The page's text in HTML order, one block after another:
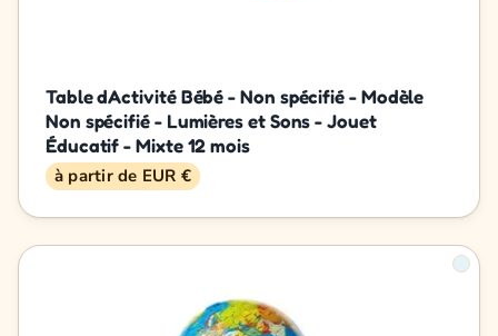
Table dActivité Bébé - Non spécifié - Modèle
Non spécifié - Lumières et Sons - Jouet
Éducatif - Mixte 12 mois
à partir de EUR €